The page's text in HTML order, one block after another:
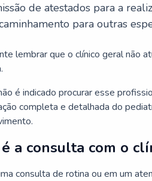
de atestados para a
para outras
lembrar que o clínico geral não
é indicado procurar esse
completa e detalhada do
a consulta com o
consulta de rotina ou em um